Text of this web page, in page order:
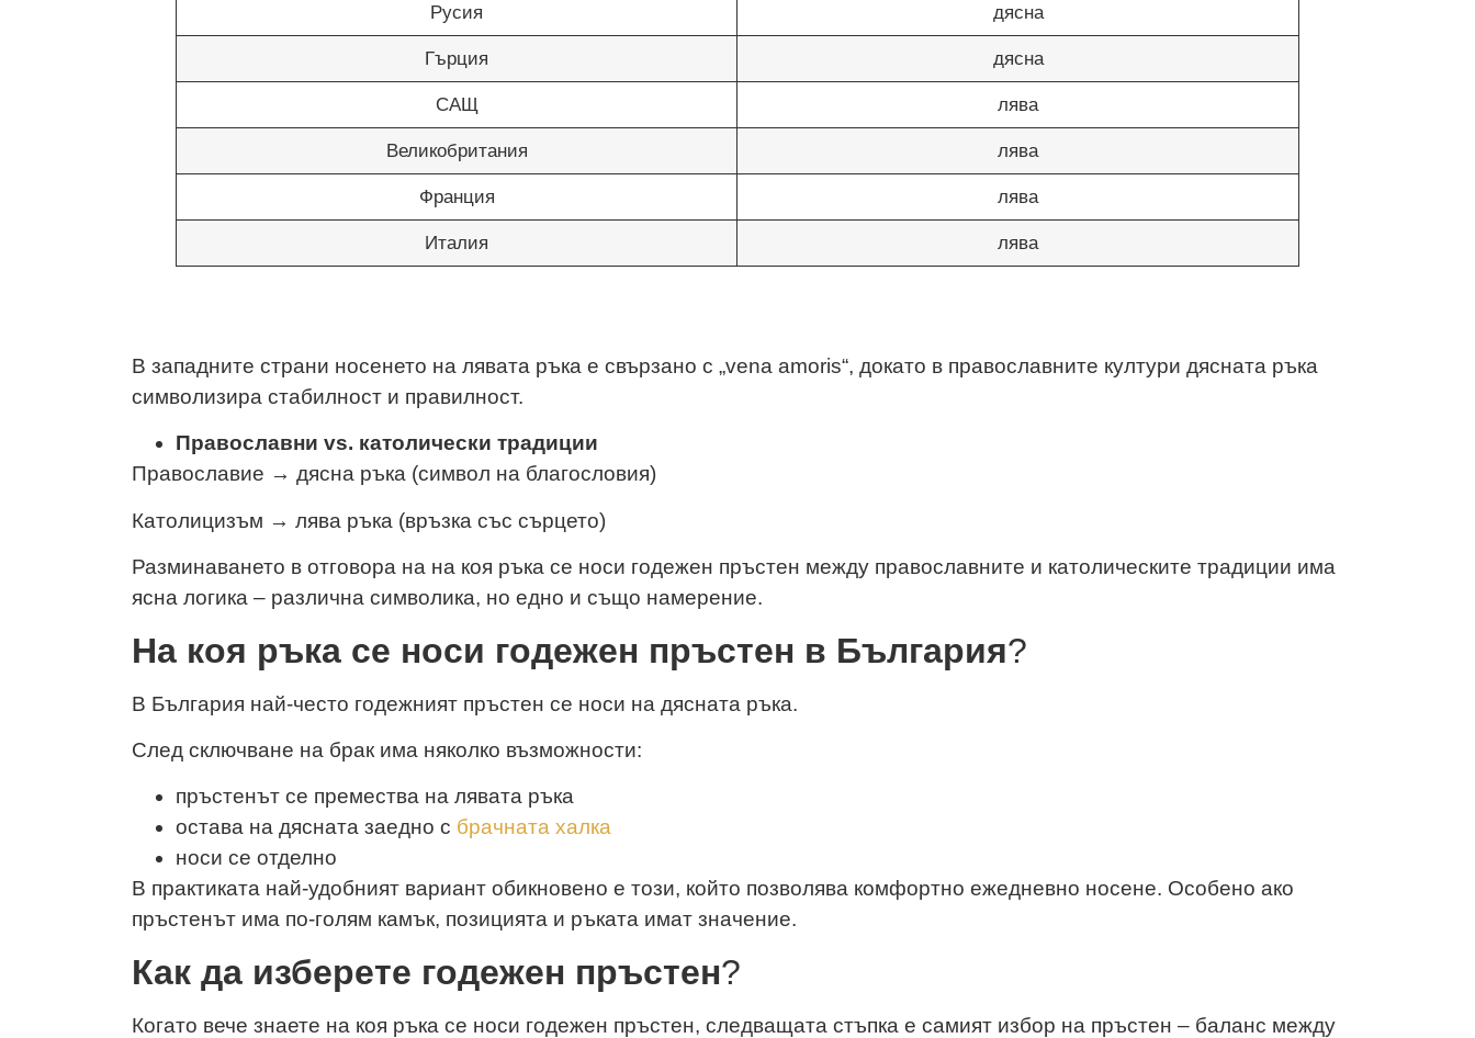
Русия дясна
Гърция дясна
САЩ лява
Великобритания лява
Франция лява
Италия лява
В западните страни носенето на лявата ръка е свързано с „vena amoris“, докато в православните култури дясната ръка
символизира стабилност и правилност.
Православни vs. католически традиции
Православие → дясна ръка (символ на благословия)
Католицизъм → лява ръка (връзка със сърцето)
Разминаването в отговора на на коя ръка се носи годежен пръстен между православните и католическите традиции има
ясна логика – различна символика, но едно и също намерение.
На коя ръка се носи годежен пръстен в България?
В България най-често годежният пръстен се носи на дясната ръка.
След сключване на брак има няколко възможности:
пръстенът се премества на лявата ръка
остава на дясната заедно с брачната халка
носи се отделно
В практиката най-удобният вариант обикновено е този, който позволява комфортно ежедневно носене. Особено ако
пръстенът има по-голям камък, позицията и ръката имат значение.
Как да изберете годежен пръстен?
Когато вече знаете на коя ръка се носи годежен пръстен, следващата стъпка е самият избор на пръстен – баланс между